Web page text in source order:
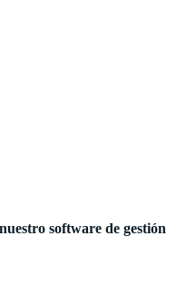
software de gestión